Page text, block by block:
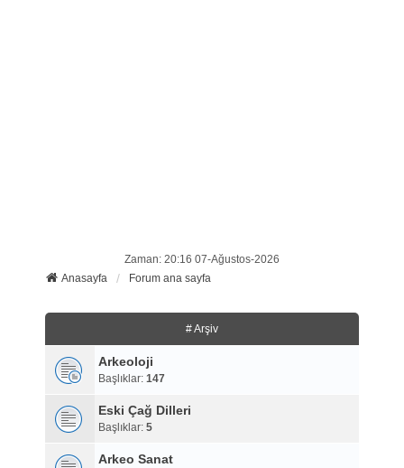
Zaman: 20:16 07-Ağustos-2026
Anasayfa
Forum ana sayfa
# Arşiv
Arkeoloji
Başlıklar: 147
Eski Çağ Dilleri
Başlıklar: 5
Arkeo Sanat